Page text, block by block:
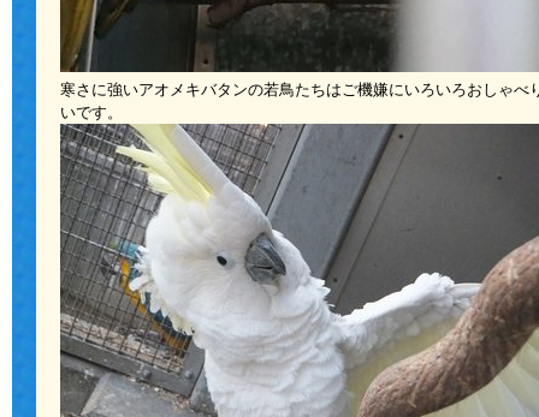
寒さに強いアオメキバタンの若鳥たちはご機嫌にいろいろおしゃべ
いです。